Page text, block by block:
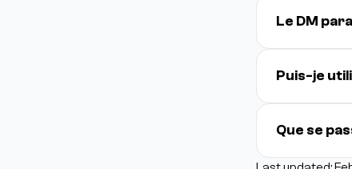
Le DM
Puis-je
Que se